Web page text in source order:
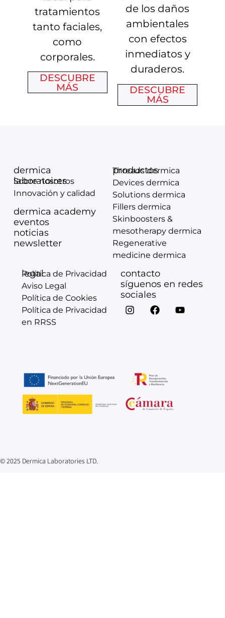
tratamientos
tanto faciales,
como
corporales.
DESCUBRE
MÁS
de los daños
ambientales
con efectos
inmediatos y
duraderos.
DESCUBRE
MÁS
dermica
laboratoires
Sobre nosotros
Innovación y calidad
dermica academy
eventos
noticias
newsletter
productos
Threads dermica
Devices dermica
Solutions dermica
Fillers dermica
Skinboosters &
mesotherapy dermica
Regenerative
medicine dermica
legal
Política de Privacidad
Aviso Legal
Política de Cookies
Política de Privacidad
en RRSS
contacto
síguenos en redes
sociales
© 2025 Dermica Laboratories LTD.